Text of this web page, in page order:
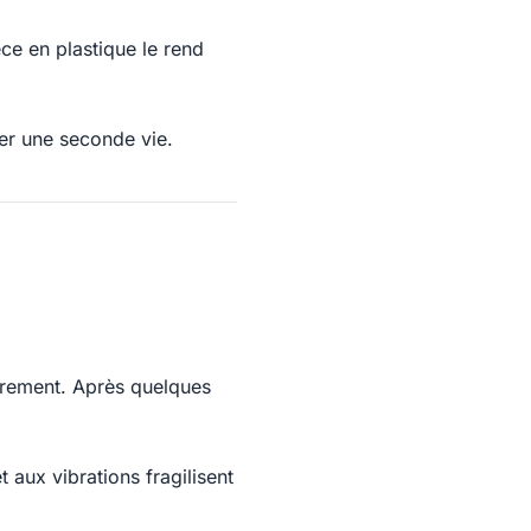
en plastique le rend
une seconde vie.
Après quelques
aux vibrations fragilisent